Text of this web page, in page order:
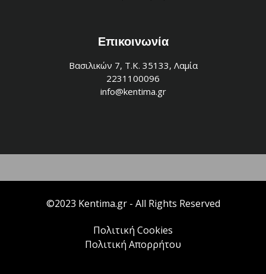
Επικοινωνία
Βασιλικών 7, Τ.Κ. 35133, Λαμία
2231100096
info@kentima.gr
©2023 Kentima.gr - All Rights Reserved
Πολιτική Cookies
Πολιτική Απορρήτου